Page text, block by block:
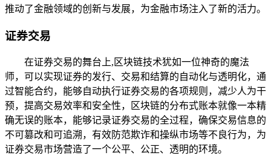
推动了金融领域的创新与发展，为金融市场注入了新的活力。
证券交易
在证券交易的舞台上,区块链技术犹如一位神奇的魔法
师，可以实现证券的发行、交易和结算的自动化与透明化，通
过智能合约，能够自动执行证券交易的各项规则，减少人为干
预，提高交易效率和安全性，区块链的分布式账本就像一本精
确无误的账本，能够记录证券交易的全过程，确保交易信息的
不可篡改和可追溯，有效防范欺诈和操纵市场等不良行为，为
证券交易市场营造了一个公平、公正、透明的环境。